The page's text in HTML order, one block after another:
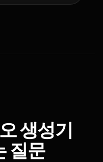
생성기
질문